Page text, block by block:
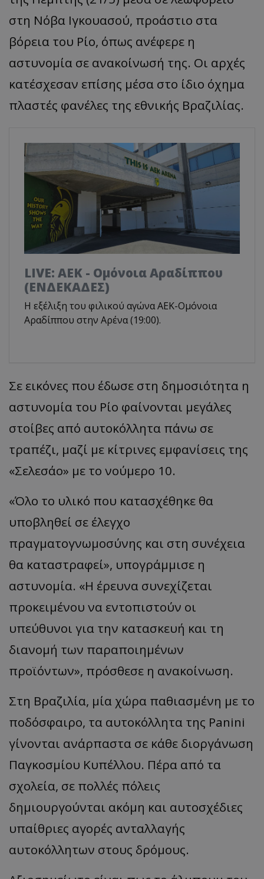
στη Νόβα Ιγκουασού, προάστιο στα
βόρεια του Ρίο, όπως ανέφερε η
αστυνομία σε ανακοίνωσή της. Οι αρχές
κατέσχεσαν επίσης μέσα στο ίδιο όχημα
πλαστές φανέλες της εθνικής Βραζιλίας.
LIVE: ΑΕΚ - Ομόνοια Αραδίππου
(ΕΝΔΕΚΑΔΕΣ)
Η εξέλιξη του φιλικού αγώνα ΑΕΚ-Ομόνοια
Αραδίππου στην Αρένα (19:00).
Σε εικόνες που έδωσε στη δημοσιότητα η
αστυνομία του Ρίο φαίνονται μεγάλες
στοίβες από αυτοκόλλητα πάνω σε
τραπέζι, μαζί με κίτρινες εμφανίσεις της
«Σελεσάο» με το νούμερο 10.
«Όλο το υλικό που κατασχέθηκε θα
υποβληθεί σε έλεγχο
πραγματογνωμοσύνης και στη συνέχεια
θα καταστραφεί», υπογράμμισε η
αστυνομία. «Η έρευνα συνεχίζεται
προκειμένου να εντοπιστούν οι
υπεύθυνοι για την κατασκευή και τη
διανομή των παραποιημένων
προϊόντων», πρόσθεσε η ανακοίνωση.
Στη Βραζιλία, μία χώρα παθιασμένη με το
ποδόσφαιρο, τα αυτοκόλλητα της Panini
γίνονται ανάρπαστα σε κάθε διοργάνωση
Παγκοσμίου Κυπέλλου. Πέρα από τα
σχολεία, σε πολλές πόλεις
δημιουργούνται ακόμη και αυτοσχέδιες
υπαίθριες αγορές ανταλλαγής
αυτοκόλλητων στους δρόμους.